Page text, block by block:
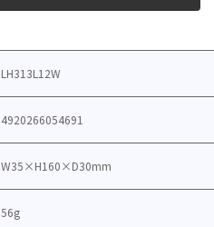
LH313L12W
4920266054691
W35×H160×D30mm
56g